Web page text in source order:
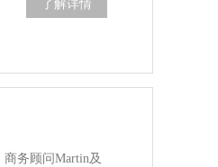
了解详情
商务顾问Martin及